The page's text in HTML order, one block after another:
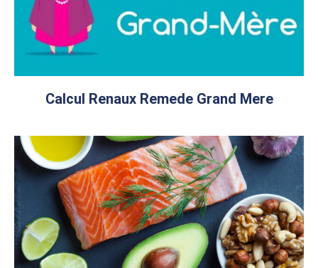
Calcul Renaux Remede Grand Mere